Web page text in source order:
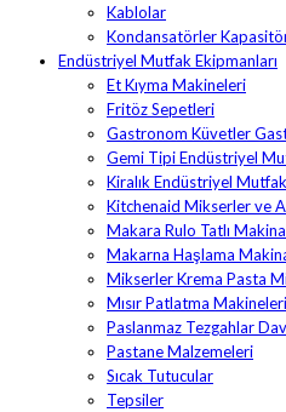
Kablolar
Kondansatörler
Endüstriyel Mutfak Ekipmanları
Et Kıyma Makineleri
Fritöz Sepetleri
Gastronom Küvetler
Gemi Tipi Endüstriyel
Kiralık Endüstriyel
Kitchenaid Mikserler ve
Makara Rulo Tatlı
Makarna Haşlama
Mikserler Krema Pasta
Mısır Patlatma Makineleri
Paslanmaz Tezgahlar
Pastane Malzemeleri
Sıcak Tutucular
Tepsiler